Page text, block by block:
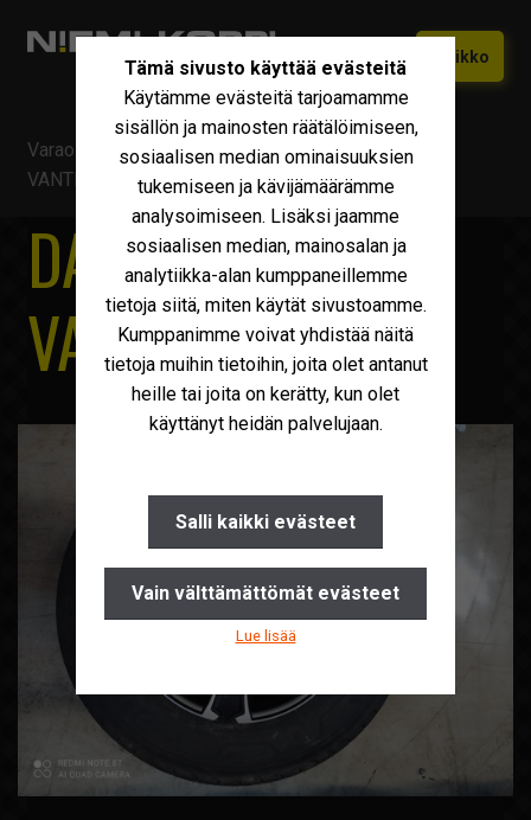
Siirry
Siirry
Valikko
Vaihtokoneet
Uudet Ivecot
Iveco Huolto
Iveco Varaosat
Yhteystiedot
Pyydä tarjous
Ajankohtaista
Suomi
English
Varaosat ja tarvikkeet/IVECO/DAILY RENKAAT JA
VANTEET
DAILY RENKAAT JA
VANTEET
Tämä sivusto käyttää evästeitä
Käytämme evästeitä tarjoamamme
sisällön ja mainosten räätälöimiseen,
sosiaalisen median ominaisuuksien
tukemiseen ja kävijämäärämme
analysoimiseen. Lisäksi jaamme
sosiaalisen median, mainosalan ja
analytiikka-alan kumppaneillemme
tietoja siitä, miten käytät sivustoamme.
Kumppanimme voivat yhdistää näitä
tietoja muihin tietoihin, joita olet antanut
heille tai joita on kerätty, kun olet
käyttänyt heidän palvelujaan.
Salli kaikki evästeet
Vain välttämättömät evästeet
Lue lisää